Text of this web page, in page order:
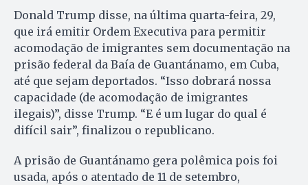
Donald Trump disse, na última quarta-feira, 29,
que irá emitir Ordem Executiva para permitir
acomodação de imigrantes sem documentação na
prisão federal da Baía de Guantánamo, em Cuba,
até que sejam deportados. “Isso dobrará nossa
capacidade (de acomodação de imigrantes
ilegais)”, disse Trump. “E é um lugar do qual é
difícil sair”, finalizou o republicano.
A prisão de Guantánamo gera polêmica pois foi
usada, após o atentado de 11 de setembro,